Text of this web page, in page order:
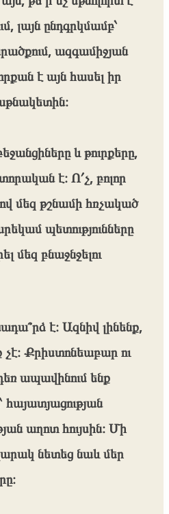
լայն ընդգրկմամբ՝
ազգամիջյան
է այն հասել իր
և թուրքերը,
է։ Ո՛չ, բոլոր
մեզ թշնամի հռչակած
պետությունները
մեզ բնաջնջելու
է։ Ազնիվ լինենք,
Քրիստոնեաբար ու
ապավինում ենք
աղոտ հույսին։ Մի
նետեց նաև մեր